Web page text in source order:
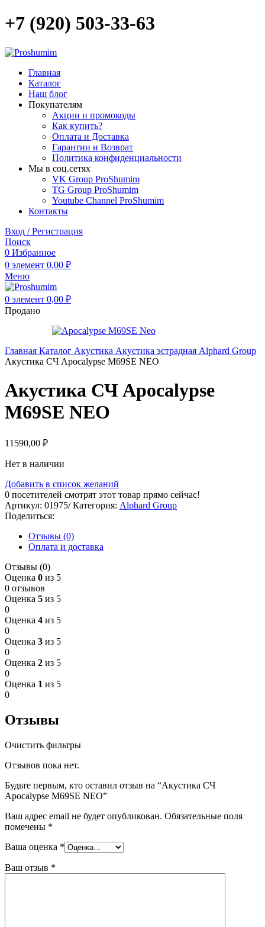
+7 (920) 503-33-63
Главная
Каталог
Наш блог
Покупателям
Акции и промокоды
Как купить?
Оплата и Доставка
Гарантии и Возврат
Политика конфиденциальности
Мы в соц.сетях
VK Group ProShumim
TG Group ProShumim
Youtube Channel ProShumim
Контакты
Вход / Регистрация
Поиск
0 Избранное
0 элемент 0,00 ₽
Меню
0 элемент 0,00 ₽
Продано
Главная Каталог Акустика Акустика эстрадная Alphard Group
Акустика СЧ Apocalypse M69SE NEO
Акустика СЧ Apocalypse
M69SE NEO
11590,00 ₽
Нет в наличии
Добавить в список желаний
0 посетителей смотрят этот товар прямо сейчас!
Артикул: 01975/Категория: Alphard Group
Поделиться:
Отзывы (0)
Оплата и доставка
Отзывы (0)
Оценка 0 из 5
0 отзывов
Оценка 5 из 5
0
Оценка 4 из 5
0
Оценка 3 из 5
0
Оценка 2 из 5
0
Оценка 1 из 5
0
Отзывы
Очистить фильтры
Отзывов пока нет.
Будьте первым, кто оставил отзыв на “Акустика СЧ
Apocalypse M69SE NEO”
Ваш адрес email не будет опубликован. Обязательные поля
помечены *
Ваша оценка *
Ваш отзыв *